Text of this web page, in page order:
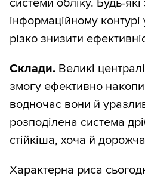
інформаційному
різко знизити
Склади. Великі
змогу ефективно
водночас вони й
розподілена система
стійкіша, хоча й
Характерна риса